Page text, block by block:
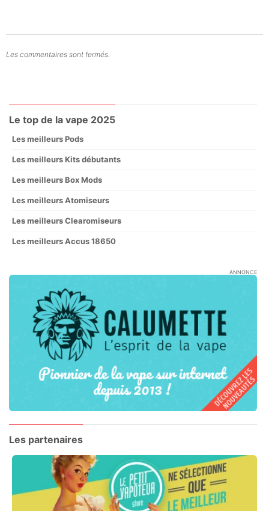
Les commentaires sont fermés.
Le top de la vape 2025
Les meilleurs Pods
Les meilleurs Kits débutants
Les meilleurs Box Mods
Les meilleurs Atomiseurs
Les meilleurs Clearomiseurs
Les meilleurs Accus 18650
ANNONCE
Les partenaires